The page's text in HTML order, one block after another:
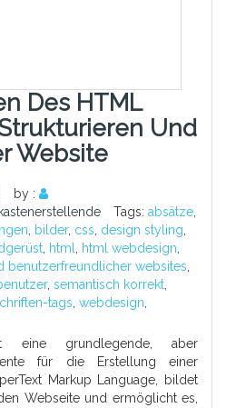
Des HTML
Und
Website
by :
Tags: absätze
bilder, css design styling
html html webdesign
benutzerfreundlicher websites
, semantisch korrekt
tags webdesign
eine grundlegende, aber
für die Erstellung einer
Markup Language, bildet
Webseite und ermöglicht es,